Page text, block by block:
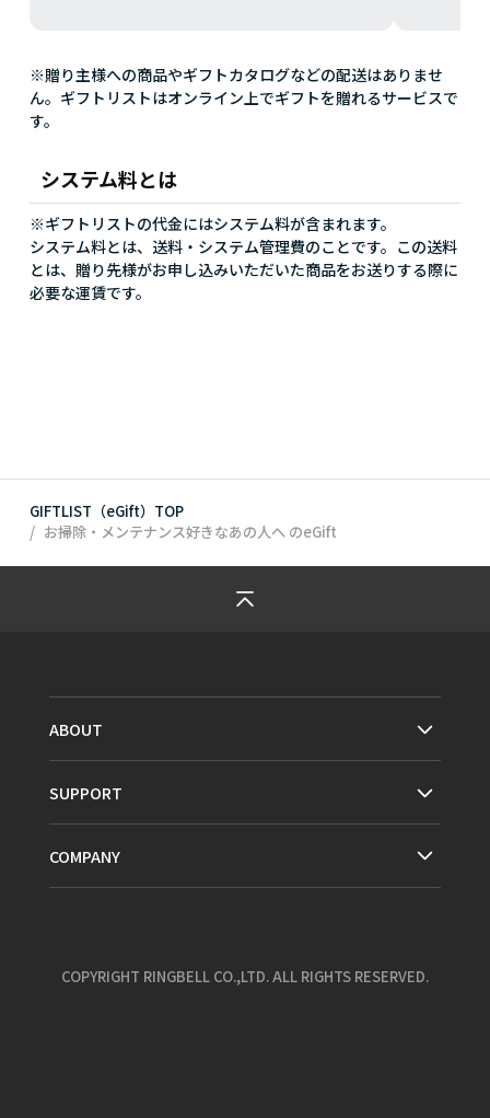
※贈り主様への商品やギフトカタログなどの配送はありませ
ん。ギフトリストはオンライン上でギフトを贈れるサービスで
す。
システム料とは
※ギフトリストの代金にはシステム料が含まれます。
システム料とは、送料・システム管理費のことです。この送料
とは、贈り先様がお申し込みいただいた商品をお送りする際に
必要な運賃です。
GIFTLIST（eGift）TOP
お掃除・メンテナンス好きなあの人へのeGift
ABOUT
SUPPORT
COMPANY
COPYRIGHT RINGBELL CO.,LTD. ALL RIGHTS RESERVED.